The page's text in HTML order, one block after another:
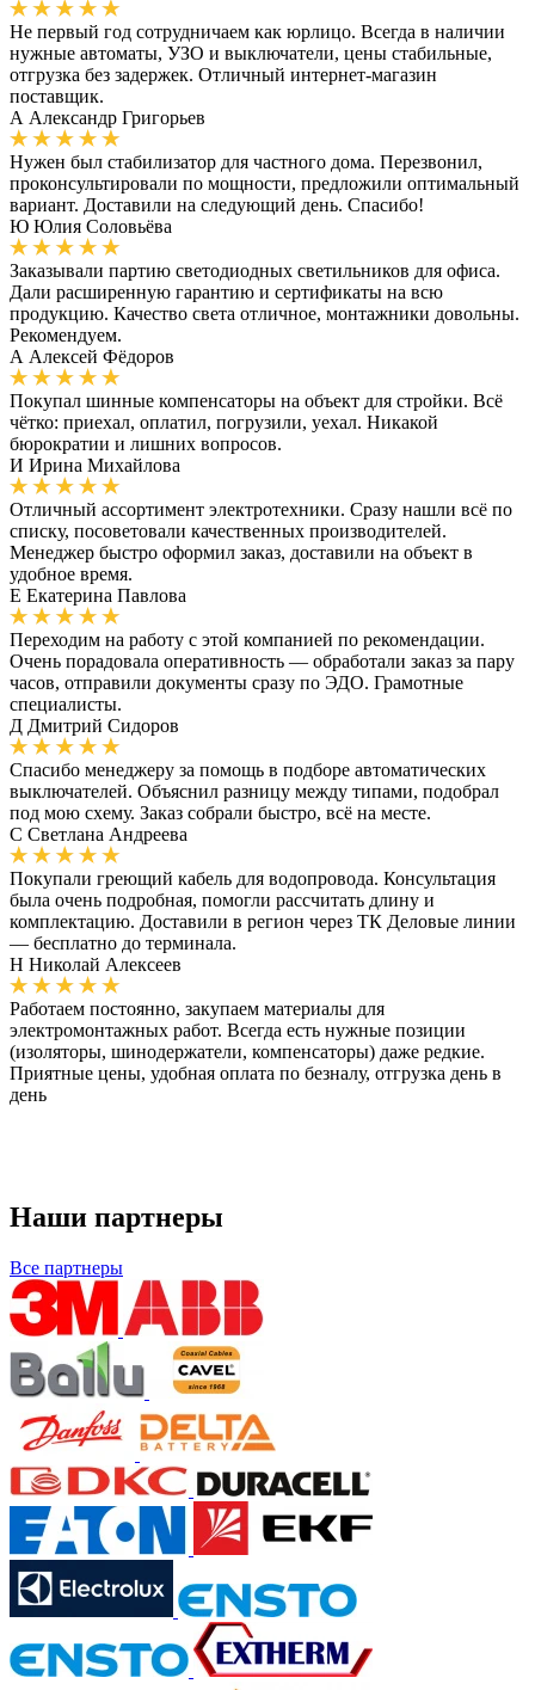
Не первый год сотрудничаем как юрлицо. Всегда в наличии
нужные автоматы, УЗО и выключатели, цены стабильные,
отгрузка без задержек. Отличный интернет-магазин
поставщик.
А Александр Григорьев
Нужен был стабилизатор для частного дома. Перезвонил,
проконсультировали по мощности, предложили оптимальный
вариант. Доставили на следующий день. Спасибо!
Ю Юлия Соловьёва
Заказывали партию светодиодных светильников для офиса.
Дали расширенную гарантию и сертификаты на всю
продукцию. Качество света отличное, монтажники довольны.
Рекомендуем.
А Алексей Фёдоров
Покупал шинные компенсаторы на объект для стройки. Всё
чётко: приехал, оплатил, погрузили, уехал. Никакой
бюрократии и лишних вопросов.
И Ирина Михайлова
Отличный ассортимент электротехники. Сразу нашли всё по
списку, посоветовали качественных производителей.
Менеджер быстро оформил заказ, доставили на объект в
удобное время.
Е Екатерина Павлова
Переходим на работу с этой компанией по рекомендации.
Очень порадовала оперативность — обработали заказ за пару
часов, отправили документы сразу по ЭДО. Грамотные
специалисты.
Д Дмитрий Сидоров
Спасибо менеджеру за помощь в подборе автоматических
выключателей. Объяснил разницу между типами, подобрал
под мою схему. Заказ собрали быстро, всё на месте.
С Светлана Андреева
Покупали греющий кабель для водопровода. Консультация
была очень подробная, помогли рассчитать длину и
комплектацию. Доставили в регион через ТК Деловые линии
— бесплатно до терминала.
Н Николай Алексеев
Работаем постоянно, закупаем материалы для
электромонтажных работ. Всегда есть нужные позиции
(изоляторы, шинодержатели, компенсаторы) даже редкие.
Приятные цены, удобная оплата по безналу, отгрузка день в
день
Наши партнеры
Все партнеры